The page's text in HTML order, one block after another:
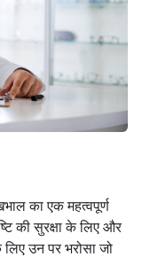
का एक महत्वपूर्ण
की सुरक्षा के लिए और
उन पर भरोसा जो